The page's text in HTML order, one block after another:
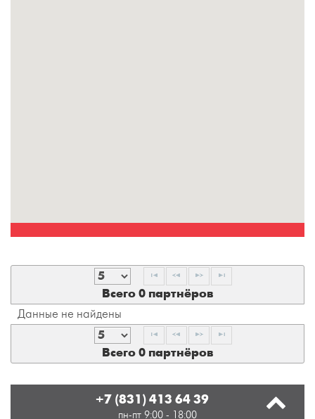
Всего 0 партнёров
Данные не найдены
Всего 0 партнёров
+7 (831) 413 64 39
пн-пт 9:00 - 18:00